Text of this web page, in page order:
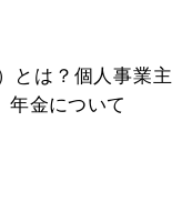
とは？個人事業主
年金について